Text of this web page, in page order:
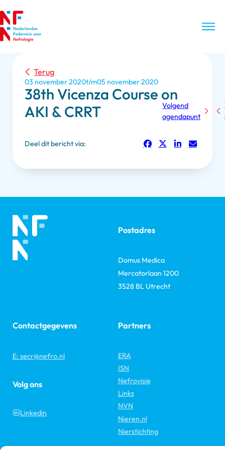
Terug
03 november 2020 05 november 2020
38th Vicenza Course on
AKI & CRRT
Deel dit bericht via:
Volgend
agendapunt
Postadres
Domus Medica
Mercatorlaan 1200
3528 BL Utrecht
Contactgegevens
E: secr@nefro.nl
Volg ons
Linkedin
Partners
ERA
ISN
Nefrovisie
Links
NVN
Nieren.nl
Nierstichting